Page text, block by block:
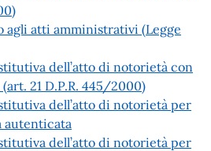
agli atti amministrativi (Legge
dell’atto di notorietà con
21 D.P.R. 445/2000)
dell’atto di notorietà per
autenticata
dell’atto di notorietà per